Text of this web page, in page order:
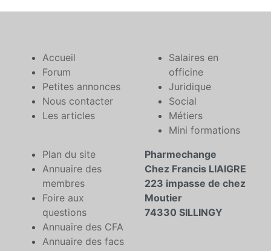
Accueil
Forum
Petites annonces
Nous contacter
Les articles
Salaires en
officine
Juridique
Social
Métiers
Mini formations
Plan du site
Annuaire des
membres
Foire aux
questions
Annuaire des CFA
Annuaire des facs
Pharmechange
Chez Francis LIAIGRE
223 impasse de chez
Moutier
74330 SILLINGY